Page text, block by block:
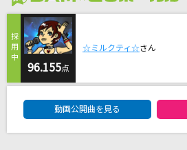
盛れ！ミ・アモーレ
Juice=Juice
Bling-Bang-Bang-Born
Creepy Nuts
ほほ笑み街道
96.155点
☆ミルクティ☆さん
動画公開曲を見る